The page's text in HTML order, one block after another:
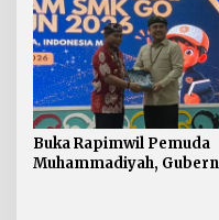
Buka Rapimwil Pemuda
Muhammadiyah,